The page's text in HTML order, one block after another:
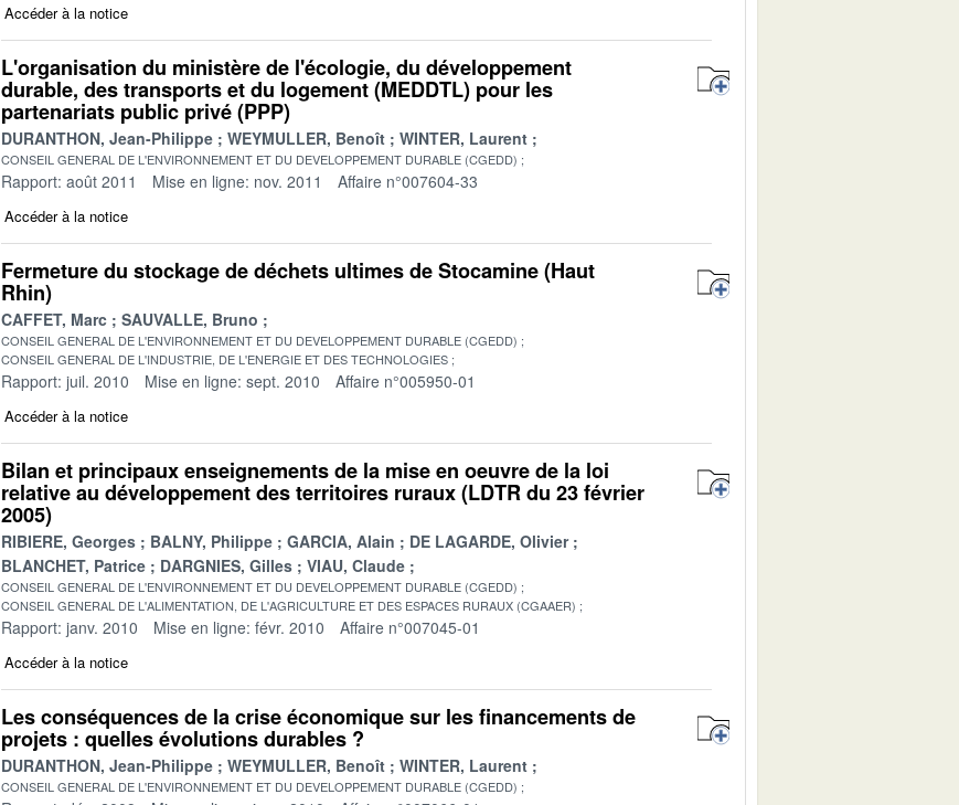
Accéder à la notice
L'organisation du ministère de l'écologie, du développement
durable, des transports et du logement (MEDDTL) pour les
partenariats public privé (PPP)
DURANTHON, Jean-Philippe WEYMULLER, Benoît WINTER, Laurent
CONSEIL GENERAL DE L'ENVIRONNEMENT ET DU DEVELOPPEMENT DURABLE (CGEDD)
Rapport: août 2011 Mise en ligne: nov. 2011 Affaire n°007604-33
Accéder à la notice
Fermeture du stockage de déchets ultimes de Stocamine (Haut
Rhin)
CAFFET, Marc SAUVALLE, Bruno
CONSEIL GENERAL DE L'ENVIRONNEMENT ET DU DEVELOPPEMENT DURABLE (CGEDD)
CONSEIL GENERAL DE L'INDUSTRIE, DE L'ENERGIE ET DES TECHNOLOGIES
Rapport: juil. 2010 Mise en ligne: sept. 2010 Affaire n°005950-01
Accéder à la notice
Bilan et principaux enseignements de la mise en oeuvre de la loi
relative au développement des territoires ruraux (LDTR du 23 février
2005)
RIBIERE, Georges BALNY, Philippe GARCIA, Alain
DE LAGARDE, Olivier
BLANCHET, Patrice
DARGNIES, Gilles VIAU, Claude
CONSEIL GENERAL DE L'ENVIRONNEMENT ET DU DEVELOPPEMENT DURABLE (CGEDD)
CONSEIL GENERAL DE L'ALIMENTATION, DE L'AGRICULTURE ET DES ESPACES RURAUX (CGAAER)
Rapport: janv. 2010 Mise en ligne: févr. 2010 Affaire n°007045-01
Accéder à la notice
Les conséquences de la crise économique sur les financements de
projets : quelles évolutions durables ?
DURANTHON, Jean-Philippe WEYMULLER, Benoît WINTER, Laurent
CONSEIL GENERAL DE L'ENVIRONNEMENT ET DU DEVELOPPEMENT DURABLE (CGEDD)